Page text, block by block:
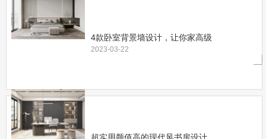
4款卧室背景墙设计，让你家高级
2023-03-22
超实用颜值高的现代风书房设计,